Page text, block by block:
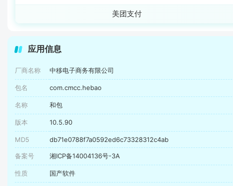
美团支付
应用信息
厂商名称 中移电子商务有限公司
包名 com.cmcc.hebao
名称 和包
版本 10.5.90
MD5 db71e0788f7a0592ed6c73328312c4ab
备案号 湘ICP备14004136号-3A
性质 国产软件